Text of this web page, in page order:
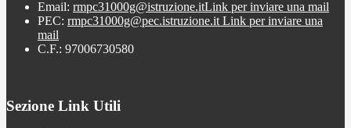
Email: rmpc31000g@istruzione.itLink per inviare una mail
PEC: rmpc31000g@pec.istruzione.it Link per inviare una
mail
C.F.: 97006730580
Sezione Link Utili